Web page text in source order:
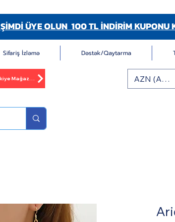
ŞİMDİ ÜYE OLUN 100 TL İNDİRİM KUPONU
Sifariş İzləmə Dəstək/Qaytarma
BizmarStore Türkiye Mağazası AZN (AZN)